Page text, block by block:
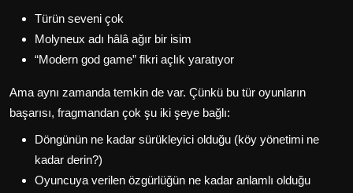
Türün seveni çok
Molyneux adı hâlâ ağır bir isim
“Modern god game” fikri açlık yaratıyor
Ama aynı zamanda temkin de var. Çünkü bu tür oyunların
başarısı, fragmandan çok şu iki şeye bağlı:
Döngünün ne kadar sürükleyici olduğu (köy yönetimi ne
kadar derin?)
Oyuncuya verilen özgürlüğün ne kadar anlamlı olduğu